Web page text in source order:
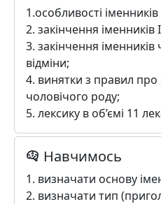
1.особливості
2. закінчення іменників
3. закінчення
відміни;
4. винятки з правил про
чоловічого роду;
5. лексику в об’ємі 11
Навчимось
1. визначати основу
2. визначати тип